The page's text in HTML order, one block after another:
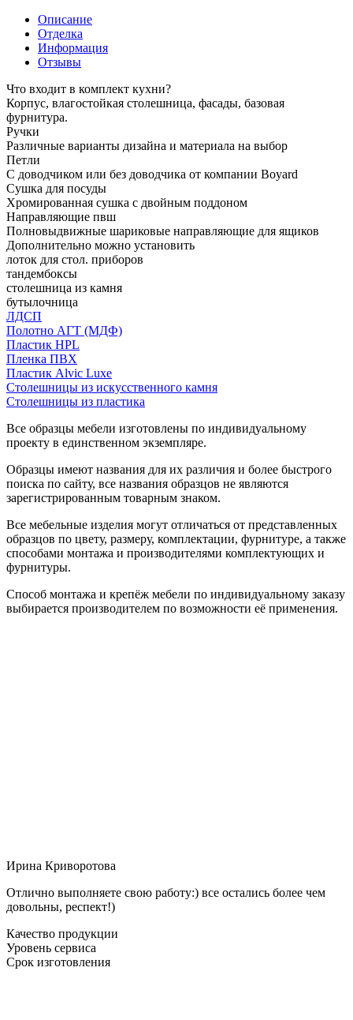
Описание
Отделка
Информация
Отзывы
Что входит в комплект кухни?
Корпус, влагостойкая столешница, фасады, базовая
фурнитура.
Ручки
Различные варианты дизайна и материала на выбор
Петли
С доводчиком или без доводчика от компании Boyard
Сушка для посуды
Хромированная сушка с двойным поддоном
Направляющие пвш
Полновыдвижные шариковые направляющие для ящиков
Дополнительно можно установить
лоток для стол. приборов
тандембоксы
столешница из камня
бутылочница
ЛДСП
Полотно АГТ (МДФ)
Пластик HPL
Пленка ПВХ
Пластик Alvic Luxe
Столешницы из искусственного камня
Столешницы из пластика
Все образцы мебели изготовлены по индивидуальному
проекту в единственном экземпляре.
Образцы имеют названия для их различия и более быстрого
поиска по сайту, все названия образцов не являются
зарегистрированным товарным знаком.
Все мебельные изделия могут отличаться от представленных
образцов по цвету, размеру, комплектации, фурнитуре, а также
способами монтажа и производителями комплектующих и
фурнитуры.
Способ монтажа и крепёж мебели по индивидуальному заказу
выбирается производителем по возможности её применения.
Ирина Криворотова
Отлично выполняете свою работу:) все остались более чем
довольны, респект!)
Качество продукции
Уровень сервиса
Срок изготовления